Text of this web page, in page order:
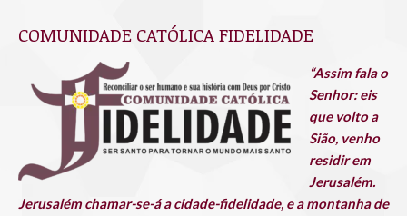
opens
new
window
opens
new
window
opens
new
window
opens
new
window
opens
new
window
opens
new
window
COMUNIDADE CATÓLICA FIDELIDADE
“Assim fala o
Senhor: eis
que volto a
Sião, venho
residir em
Jerusalém.
Jerusalém chamar-se-á a cidade-fidelidade, e a montanha de